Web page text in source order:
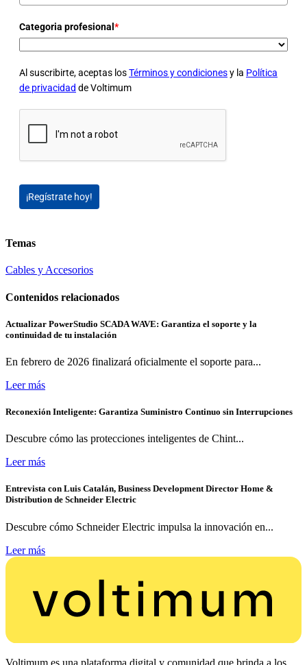
Categoria profesional *
Al suscribirte, aceptas losTérminos y condicionesy la Política
de privacidad de Voltimum
¡Regístrate hoy!
Temas
Cables y Accesorios
Contenidos relacionados
Actualizar PowerStudio SCADA WAVE: Garantiza el soporte y la
continuidad de tu instalación
En febrero de 2026 finalizará oficialmente el soporte para...
Leer más
Reconexión Inteligente: Garantiza Suministro Continuo sin Interrupciones
Descubre cómo las protecciones inteligentes de Chint...
Leer más
Entrevista con Luis Catalán, Business Development Director Home &
Distribution de Schneider Electric
Descubre cómo Schneider Electric impulsa la innovación en...
Leer más